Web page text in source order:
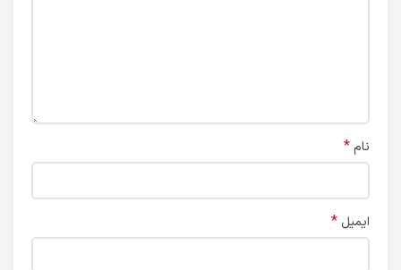
نام *
ایمیل *